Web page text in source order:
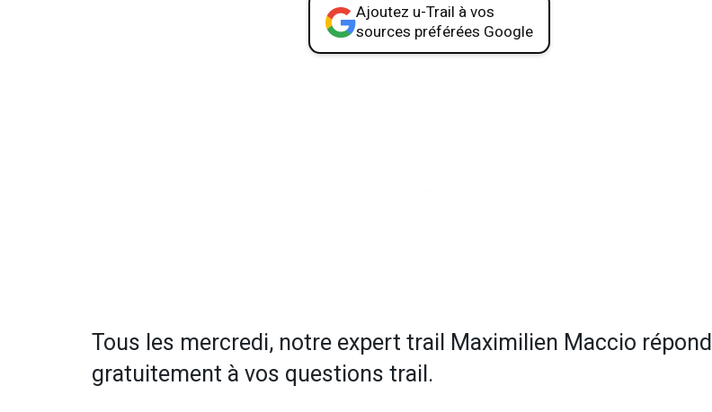
Ajoutez u-Trail à vos
sources préférées Google
Tous les mercredi, notre expert trail Maximilien Maccio répond
gratuitement à vos questions trail.